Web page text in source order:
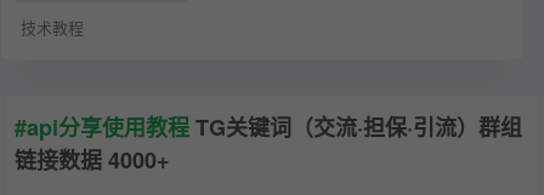
技术教程
#api分享使用教程TG关键词（交流·担保·引流）群组
链接数据 4000+